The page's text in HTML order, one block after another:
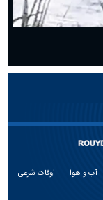
آب و هوا
اوقات شرعی